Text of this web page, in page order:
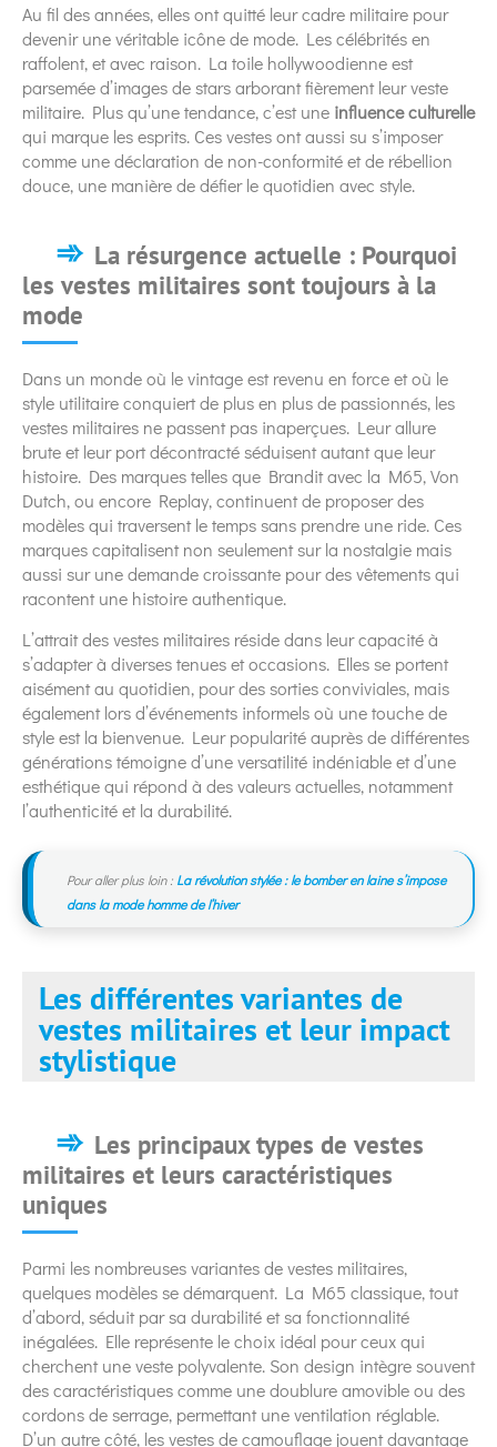
Au fil des années, elles ont quitté leur cadre militaire pour
devenir une véritable icône de mode. Les célébrités en
raffolent, et avec raison. La toile hollywoodienne est
parsemée d’images de stars arborant fièrement leur veste
militaire. Plus qu’une tendance, c’est une influence culturelle
qui marque les esprits. Ces vestes ont aussi su s’imposer
comme une déclaration de non-conformité et de rébellion
douce, une manière de défier le quotidien avec style.
La résurgence actuelle : Pourquoi
les vestes militaires sont toujours à la
mode
Dans un monde où le vintage est revenu en force et où le
style utilitaire conquiert de plus en plus de passionnés, les
vestes militaires ne passent pas inaperçues. Leur allure
brute et leur port décontracté séduisent autant que leur
histoire. Des marques telles que Brandit avec la M65, Von
Dutch, ou encore Replay, continuent de proposer des
modèles qui traversent le temps sans prendre une ride. Ces
marques capitalisent non seulement sur la nostalgie mais
aussi sur une demande croissante pour des vêtements qui
racontent une histoire authentique.
L’attrait des vestes militaires réside dans leur capacité à
s’adapter à diverses tenues et occasions. Elles se portent
aisément au quotidien, pour des sorties conviviales, mais
également lors d’événements informels où une touche de
style est la bienvenue. Leur popularité auprès de différentes
générations témoigne d’une versatilité indéniable et d’une
esthétique qui répond à des valeurs actuelles, notamment
l’authenticité et la durabilité.
Pour aller plus loin : La révolution stylée : le bomber en laine s’impose
dans la mode homme de l’hiver
Les différentes variantes de
vestes militaires et leur impact
stylistique
Les principaux types de vestes
militaires et leurs caractéristiques
uniques
Parmi les nombreuses variantes de vestes militaires,
quelques modèles se démarquent. La M65 classique, tout
d’abord, séduit par sa durabilité et sa fonctionnalité
inégalées. Elle représente le choix idéal pour ceux qui
cherchent une veste polyvalente. Son design intègre souvent
des caractéristiques comme une doublure amovible ou des
cordons de serrage, permettant une ventilation réglable.
D’un autre côté, les vestes de camouflage jouent davantage